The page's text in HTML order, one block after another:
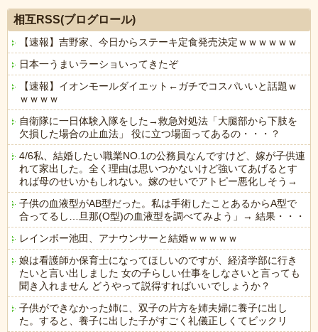
相互RSS(ブログロール)
【速報】吉野家、今日からステーキ定食発売決定ｗｗｗｗｗｗ
日本一うまいラーショいってきたぞ
【速報】イオンモールダイエット←ガチでコスパいいと話題ｗ
ｗｗｗｗ
自衛隊に一日体験入隊をした→救急対処法「大腿部から下肢を
欠損した場合の止血法」 役に立つ場面ってあるの・・・？
4/6私、結婚したい職業NO.1の公務員なんですけど、嫁が子供連
れて家出した。全く理由は思いつかないけど強いてあげるとす
れば母のせいかもしれない。嫁のせいでアトピー悪化しそう→
子供の血液型がAB型だった。私は手術したことあるからA型で
合ってるし…旦那(O型)の血液型を調べてみよう」→ 結果・・・
レインボー池田、アナウンサーと結婚ｗｗｗｗｗ
娘は看護師か保育士になってほしいのですが、経済学部に行き
たいと言い出しました 女の子らしい仕事をしなさいと言っても
聞き入れません どうやって説得すればいいでしょうか？
子供ができなかった姉に、双子の片方を姉夫婦に養子に出し
た。すると、養子に出した子がすごく礼儀正しくてビックリ